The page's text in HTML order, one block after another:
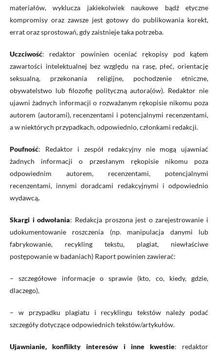
materiałów, wyklucza jakiekolwiek naukowe bądź etyczne
kompromisy oraz zawsze jest gotowy do publikowania korekt,
errat oraz sprostowań, gdy zaistnieje taka potrzeba.
Uczciwość: redaktor powinien oceniać rękopisy pod kątem
zawartości intelektualnej bez względu na rasę, płeć, orientację
seksualną, przekonania religijne, pochodzenie etniczne,
obywatelstwo lub filozofię polityczną autora(ów). Redaktor nie
ujawni żadnych informacji o rozważanym rękopisie nikomu poza
autorem (autorami), recenzentami i potencjalnymi recenzentami,
a w niektórych przypadkach, odpowiednio, członkami redakcji.
Poufność: Redaktor i zespół redakcyjny nie mogą ujawniać
żadnych informacji o przesłanym rękopisie nikomu poza
odpowiednim autorem, recenzentami, potencjalnymi
recenzentami, innymi doradcami redakcyjnymi i odpowiednio
wydawcą.
Skargi i odwołania: Redakcja proszona jest o zarejestrowanie i
udokumentowanie roszczenia (np. manipulacja danymi lub
fabrykowanie, recykling tekstu, plagiat, niewłaściwe
postępowanie w badaniach) Raport powinien zawierać:
– szczegółowe informacje o sprawie (kto, co, kiedy, gdzie,
dlaczego),
– w przypadku plagiatu i recyklingu tekstów należy podać
szczegóły dotyczące odpowiednich tekstów/artykułów.
Ujawnianie, konflikty interesów i inne kwestie: redaktor